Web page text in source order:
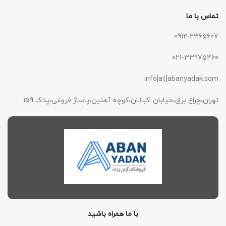
تماس با ما
0912-2365607
021-33975460
info[at]abanyadak.com
تهران،چراغ برق،خیابان اکباتان،کوچه آهنین،پاساژ فروغی،پلاک 159
با ما همراه باشید